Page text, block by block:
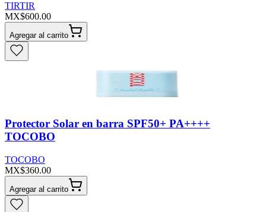
TIRTIR
MX$600.00
Agregar al carrito
Protector Solar en barra SPF50+ PA++++
TOCOBO
TOCOBO
MX$360.00
Agregar al carrito